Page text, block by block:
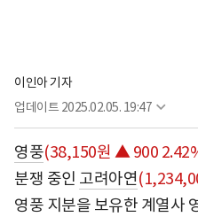
이인아 기자
업데이트 2025.02.05. 19:47
영풍(38,150원 ▲ 900
분쟁 중인 고려아연
영풍 지분을 보유한 계열사